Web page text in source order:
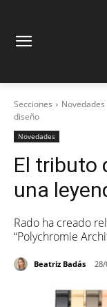
Secciones Novedades
diseño
Novedades
El tributo
una
Rado ha creado
“Polychromie
Beatriz Badás 28/